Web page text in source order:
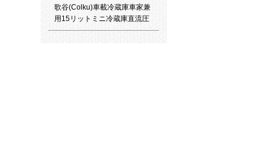
歌谷(Colku)車載冷蔵庫車家兼
用15リットミニ冷蔵庫直流圧
縮機冷凍倉庫冷凍機15リット